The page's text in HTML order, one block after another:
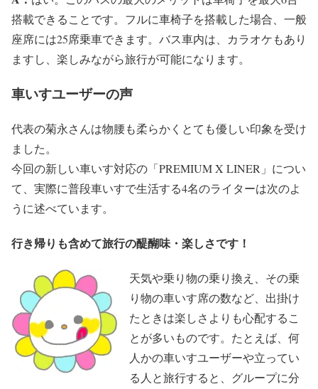
搭載できることです。フルに車椅子を搭載した場合、一般
座席には25席乗車できます。バス車内は、カラオケもあり
ますし、楽しみながら旅行が可能になります。
車いすユーザーの声
代表の菊永さんは物腰も柔らかくとても優しい印象を受け
ました。
今回の新しい車いす対応の「PREMIUM X LINER」につい
て、実際に普段車いすで生活する4名のライターは次のよ
うに述べています。
行き帰りも含めて旅行の醍醐味・楽しさです！
天気や乗り物の乗り換え、その乗
り物の車いす席の数など、出掛け
たときは楽しさよりも心配するこ
とが多いものです。たとえば、何
人かの車いすユーザーや立ってい
る人と旅行すると、グループに分